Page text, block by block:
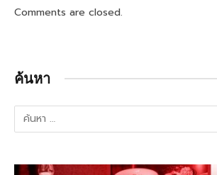
Comments are closed.
ค้นหา